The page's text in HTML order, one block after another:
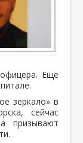
Еще
зеркало» в
сейчас
призывают